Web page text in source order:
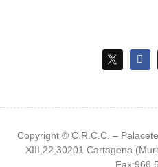
Copyright © C.R.C.C. –
XIII,22,30201 Cartagena
Fax:968